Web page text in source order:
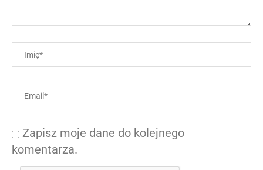
Zapisz moje dane do kolejnego
komentarza.